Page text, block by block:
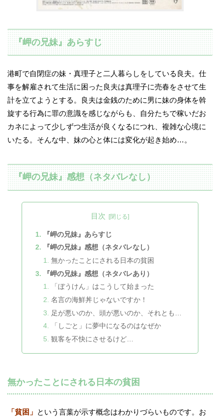
『岬の兄妹』あらすじ
港町で自閉症の妹・真理子と二人暮らしをしている良夫。仕
事を解雇されて生活に困った良夫は真理子に売春をさせて生
計を立てようとする。良夫は金銭のために男に妹の身体を斡
旋する行為に罪の意識を感じながらも、自分たちで稼いだお
カネによって少しずつ生活が良くなるにつれ、複雑な心境に
いたる。そんな中、妹の心と体には変化が起き始め…。
『岬の兄妹』感想（ネタバレなし）
目次
『岬の兄妹』あらすじ
『岬の兄妹』感想（ネタバレなし）
無かったことにされる日本の貧困
『岬の兄妹』感想（ネタバレあり）
「ぼうけん」はこうして始まった
名言の海鮮丼じゃないですか！
足が悪いのか、頭が悪いのか、それとも…
「しごと」に夢中になるのはなぜか
観客を不快にさせるけど…
無かったことにされる日本の貧困
「貧困」 という言葉が示す概念はわかりづらいものです。お